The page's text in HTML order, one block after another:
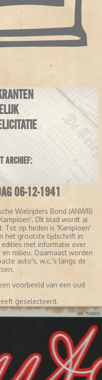
ARCHIEF:
06-12-1941
Wielrijders Bond (ANWB)
Dit blad wordt al
Tot op heden is 'Kampioen'
het grootste tijdschrift in
met informatie over
milieu. Daarnaast worden
auto's, w.c.'s langs de
voorbeeld van een oud
geselecteerd.